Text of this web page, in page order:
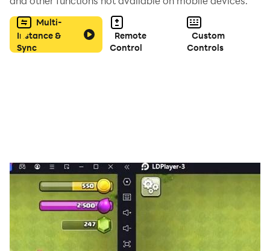
واجهة بسيطة وسهلة الاستخدام
لعبة خفيفة الحجم
للأطفال والكبار، ويمكن الاستمتاع بها في أي وقت كوسيلة
للتسلية وتنشيط العقل.
إذا كنت تبحث عن لعبة تخمين الصور، لعبة كلمات عربية، أو لعبة
ذكاء تعتمد على التفكير والملاحظة، فإن خمن الكلمة من الصورة
Multi-
Instance &
Sync
Remote
Control
Custom
Controls